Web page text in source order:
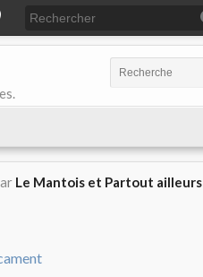
Le Mantois et Partout ailleurs